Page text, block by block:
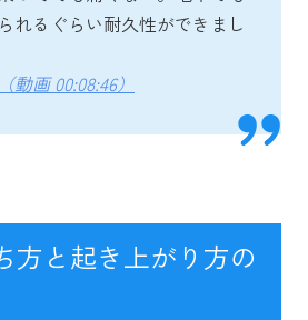
れるぐらい耐久性ができまし
画 00:08:46）
方と起き上がり方の